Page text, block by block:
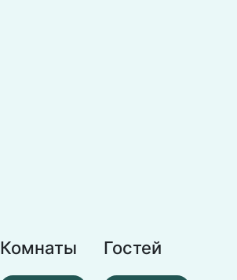
Комнаты Гостей